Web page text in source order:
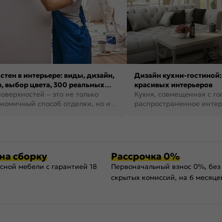
в интерьере: виды, дизайн,
выбор цвета, 300 реальных
– это не только
способ отделки, но и
Дизайн кухни-
красивых интерьеров
Кухня, совмещенная с
распространенное
сборку
мебели с гарантией 18
Рассрочка 0%
Первоначальный взнос 0%,
скрытых комиссий, на 6